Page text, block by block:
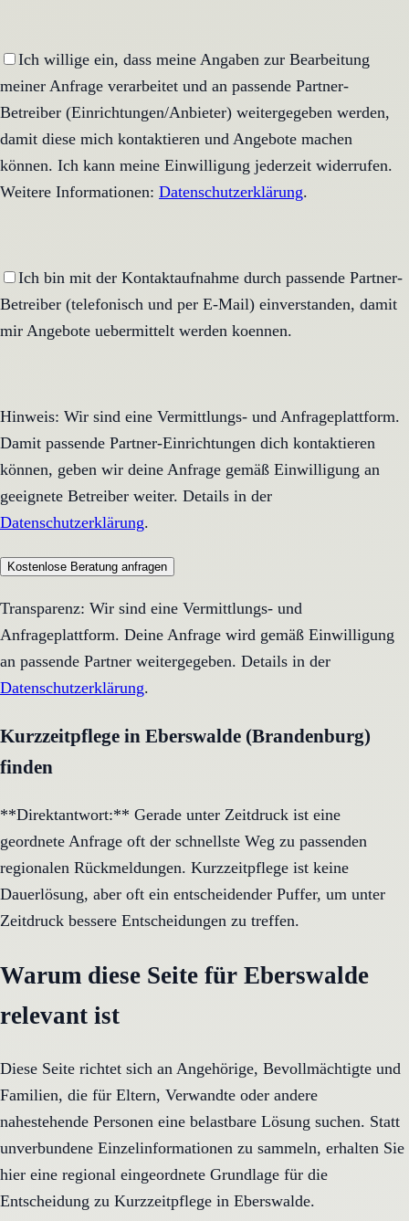
Ich willige ein, dass meine Angaben zur Bearbeitung
meiner Anfrage verarbeitet und an passende Partner-
Betreiber (Einrichtungen/Anbieter) weitergegeben werden,
damit diese mich kontaktieren und Angebote machen
können. Ich kann meine Einwilligung jederzeit widerrufen.
Weitere Informationen: Datenschutzerklärung.
Ich bin mit der Kontaktaufnahme durch passende Partner-
Betreiber (telefonisch und per E-Mail) einverstanden, damit
mir Angebote uebermittelt werden koennen.
Hinweis: Wir sind eine Vermittlungs- und Anfrageplattform.
Damit passende Partner-Einrichtungen dich kontaktieren
können, geben wir deine Anfrage gemäß Einwilligung an
geeignete Betreiber weiter. Details in der
Datenschutzerklärung.
Kostenlose Beratung anfragen
Transparenz: Wir sind eine Vermittlungs- und
Anfrageplattform. Deine Anfrage wird gemäß Einwilligung
an passende Partner weitergegeben. Details in der
Datenschutzerklärung.
Kurzzeitpflege in Eberswalde (Brandenburg)
finden
**Direktantwort:** Gerade unter Zeitdruck ist eine
geordnete Anfrage oft der schnellste Weg zu passenden
regionalen Rückmeldungen. Kurzzeitpflege ist keine
Dauerlösung, aber oft ein entscheidender Puffer, um unter
Zeitdruck bessere Entscheidungen zu treffen.
Warum diese Seite für Eberswalde
relevant ist
Diese Seite richtet sich an Angehörige, Bevollmächtigte und
Familien, die für Eltern, Verwandte oder andere
nahestehende Personen eine belastbare Lösung suchen. Statt
unverbundene Einzelinformationen zu sammeln, erhalten Sie
hier eine regional eingeordnete Grundlage für die
Entscheidung zu Kurzzeitpflege in Eberswalde.